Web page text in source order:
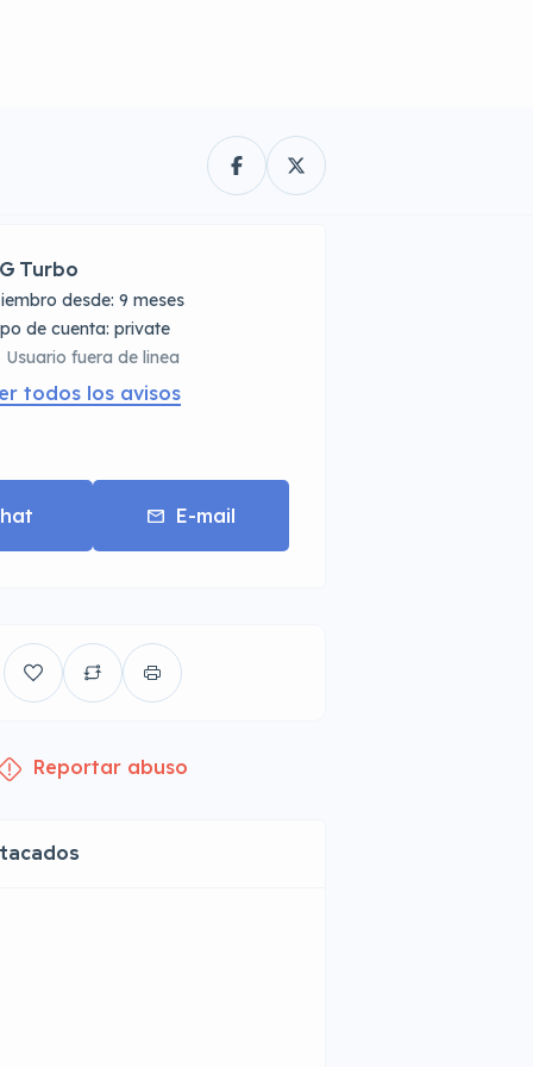
Turbo
desde: 9 meses
de cuenta: private
Usuario fuera de linea
todos los avisos
E-mail
Reportar abuso